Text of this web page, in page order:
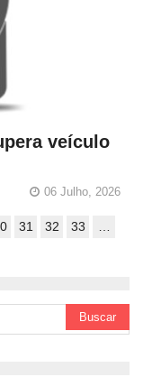
veículo
06 Julho, 2026
31 32 33